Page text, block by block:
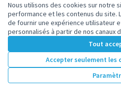
Nous utilisons des cookies sur notre
performance et les contenus du site.
de fournir une expérience utilisateur
personnalisés à partir de nos canaux
Tout
Accepter seulement les
Animations autour du
en 2019 sur le « quartier
de La Folie »
0